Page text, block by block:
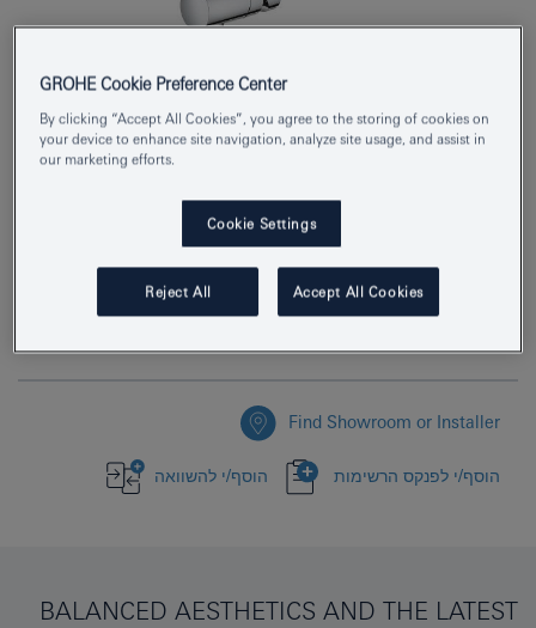
Product Number 32321002
Find Showroom or Installer
הוסף/י לפנקס הרשימות הוסף/י להשוואה
BALANCED AESTHETICS AND THE LATEST
GROHE Cookie Preference Center
By clicking “Accept All Cookies”, you agree to the storing of cookies on
your device to enhance site navigation, analyze site usage, and assist in
our marketing efforts.
Cookie Settings
Reject All Accept All Cookies